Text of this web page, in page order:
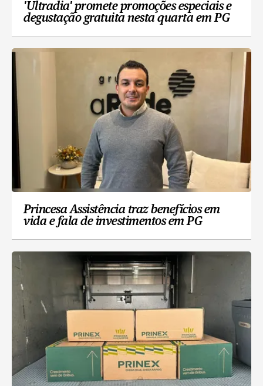
'Ultradia' promete promoções especiais e
degustação gratuita nesta quarta em PG
Princesa Assistência traz benefícios em
vida e fala de investimentos em PG